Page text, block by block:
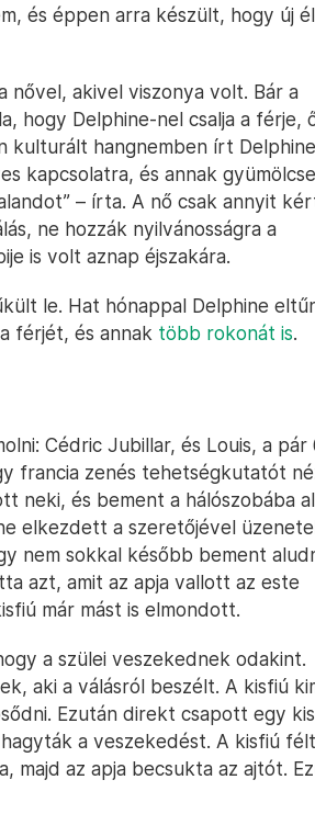
és éppen arra készült, hogy új
akivel viszonya volt. Bár a
hogy Delphine-nel csalja a férje,
kulturált hangnemben írt
kapcsolatra, és annak
– írta. A nő csak annyit
ne hozzák nyilvánosságra a
is volt aznap éjszakára.
le. Hat hónappal Delphine
a férjét, és annak több rokonát is.
Cédric Jubillar, és Louis, a pár
francia zenés tehetségkutatót
neki, és bement a hálószobába
elkezdett a szeretőjével
nem sokkal később bement
azt, amit az apja vallott az este
már mást is elmondott.
a szülei veszekednek odakint.
aki a válásról beszélt. A kisfiú
Ezután direkt csapott egy
a veszekedést. A kisfiú
majd az apja becsukta az ajtót.